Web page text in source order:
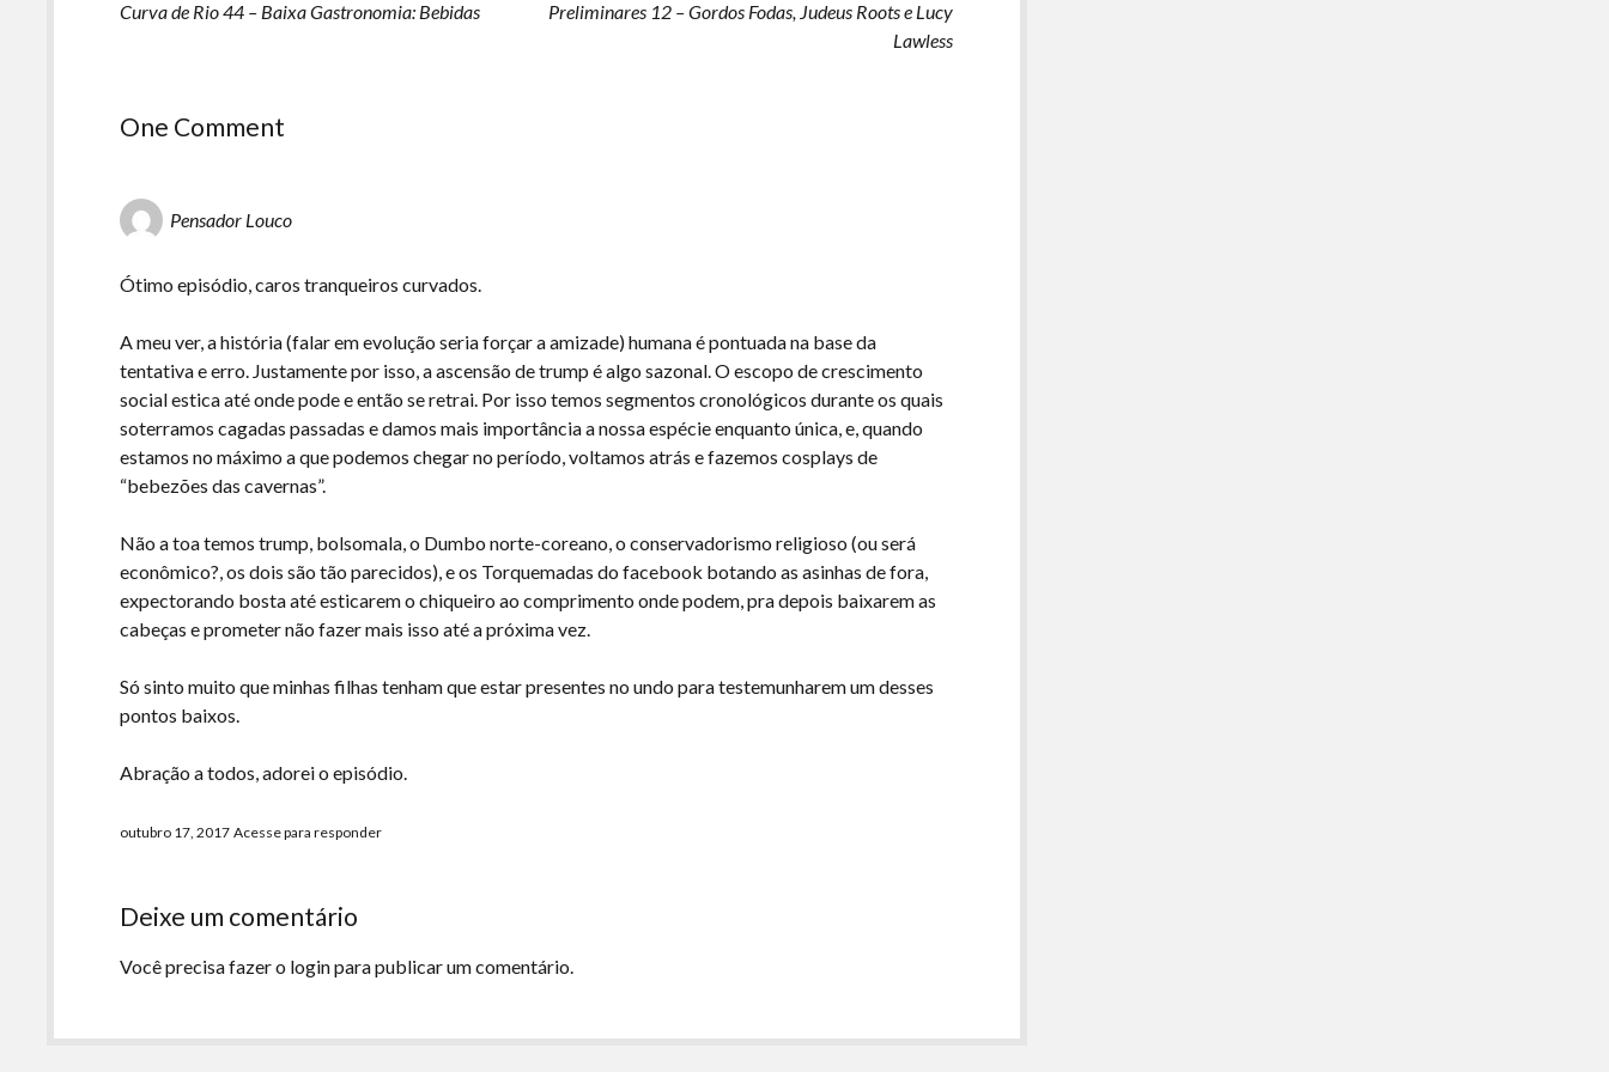
Curva de Rio 44 – Baixa Gastronomia: Bebidas
Preliminares 12 – Gordos Fodas, Judeus Roots e Lucy
Lawless
One Comment
Pensador Louco
Ótimo episódio, caros tranqueiros curvados.
A meu ver, a história (falar em evolução seria forçar a amizade) humana é pontuada na base da
tentativa e erro. Justamente por isso, a ascensão de trump é algo sazonal. O escopo de crescimento
social estica até onde pode e então se retrai. Por isso temos segmentos cronológicos durante os quais
soterramos cagadas passadas e damos mais importância a nossa espécie enquanto única, e, quando
estamos no máximo a que podemos chegar no período, voltamos atrás e fazemos cosplays de
“bebezões das cavernas”.
Não a toa temos trump, bolsomala, o Dumbo norte-coreano, o conservadorismo religioso (ou será
econômico?, os dois são tão parecidos), e os Torquemadas do facebook botando as asinhas de fora,
expectorando bosta até esticarem o chiqueiro ao comprimento onde podem, pra depois baixarem as
cabeças e prometer não fazer mais isso até a próxima vez.
Só sinto muito que minhas filhas tenham que estar presentes no undo para testemunharem um desses
pontos baixos.
Abração a todos, adorei o episódio.
outubro 17, 2017 Acesse para responder
Deixe um comentário
Você precisa fazer o loginpara publicar um comentário.